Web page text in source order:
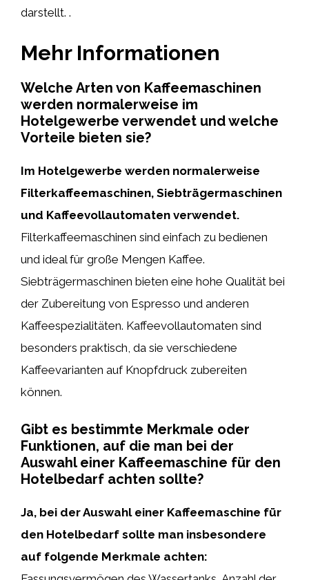
darstellt. .
Mehr Informationen
Welche Arten von Kaffeemaschinen
werden normalerweise im
Hotelgewerbe verwendet und welche
Vorteile bieten sie?
Im Hotelgewerbe werden normalerweise
Filterkaffeemaschinen, Siebträgermaschinen
und Kaffeevollautomaten verwendet.
Filterkaffeemaschinen sind einfach zu bedienen
und ideal für große Mengen Kaffee.
Siebträgermaschinen bieten eine hohe Qualität bei
der Zubereitung von Espresso und anderen
Kaffeespezialitäten. Kaffeevollautomaten sind
besonders praktisch, da sie verschiedene
Kaffeevarianten auf Knopfdruck zubereiten
können.
Gibt es bestimmte Merkmale oder
Funktionen, auf die man bei der
Auswahl einer Kaffeemaschine für den
Hotelbedarf achten sollte?
Ja, bei der Auswahl einer Kaffeemaschine für
den Hotelbedarf sollte man insbesondere
auf folgende Merkmale achten: